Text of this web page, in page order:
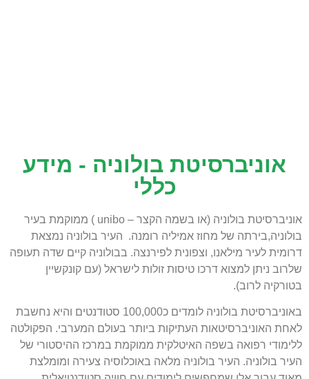
אוניברסיטת בולוניה - מידע
כללי
אוניברסיטת בולוניה (או בשמה הקצר – unibo ) ממוקמת בעיר
בולוניה,בירתה של מחוז אמיליה רומנה. העיר בולוניה נמצאת
דרומית לעיר מילאנו, וצפונית לפירנצה. בבולוניה קיים שדה תעופה
שלרוב ניתן למצוא דרכו טיסות זולות לישראל (עם קונקשיין
בטורקיה לרוב).
באוניברסיטת בולוניה לומדים כ100,000 סטודנטים והיא נחשבת
לאחת האוניברסיטאות העתיקות ביותר בעולם המערבי. הפקולטה
ללימודי רפואה בשפה האיטלקית ממוקמת במרכז ההיסטורי של
העיר בולוניה. העיר בולוניה מלאה באוכלוסיה צעירה ומומלצת